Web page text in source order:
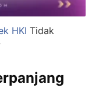
HKI Tidak